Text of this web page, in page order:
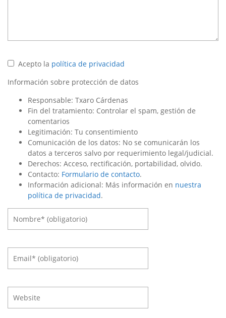
Acepto la política de privacidad
Información sobre protección de datos
Responsable: Txaro Cárdenas
Fin del tratamiento: Controlar el spam, gestión de
comentarios
Legitimación: Tu consentimiento
Comunicación de los datos: No se comunicarán los
datos a terceros salvo por requerimiento legal/judicial.
Derechos: Acceso, rectificación, portabilidad, olvido.
Contacto: Formulario de contacto.
Información adicional: Más información en nuestra
política de privacidad.